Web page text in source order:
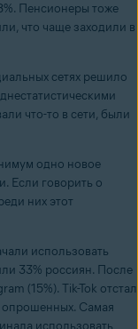
Пенсионеры тоже
что чаще заходили в
сетях решило
что-то в сети, были
одно новое
Если говорить о
них этот
использовать
33% россиян. После
(15%). Tik-Tok отстал
опрошенных. Самая
использовать